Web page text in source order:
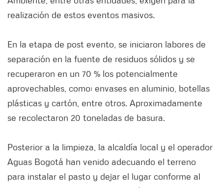
realización de estos eventos masivos.
En la etapa de post evento, se iniciaron labores de
separación en la fuente de residuos sólidos y se
recuperaron en un 70 % los potencialmente
aprovechables, como: envases en aluminio, botellas
plásticas y cartón, entre otros. Aproximadamente
se recolectaron 20 toneladas de basura.
Posterior a la limpieza, la alcaldía local y el operador
Aguas Bogotá han venido adecuando el terreno
para instalar el pasto y dejar el lugar conforme al